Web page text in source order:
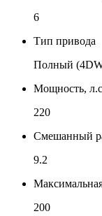
6
Тип привода
Полный
Мощность, л.с
220
Смешанный
9.2
200